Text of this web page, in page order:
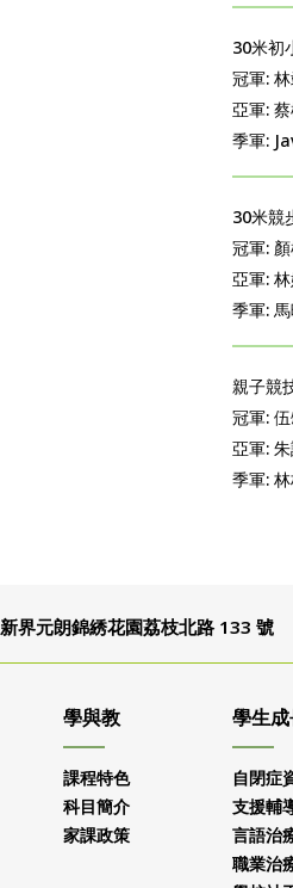
30米初
冠軍:
亞軍:
季軍:
30米競
冠軍:
亞軍:
季軍:
親子競
冠軍:
亞軍:
季軍:
新界元朗錦綉花園荔枝北路 133 號
學與教
課程特色
科目簡介
家課政策
學生
自閉症
支援輔
言語治
職業治